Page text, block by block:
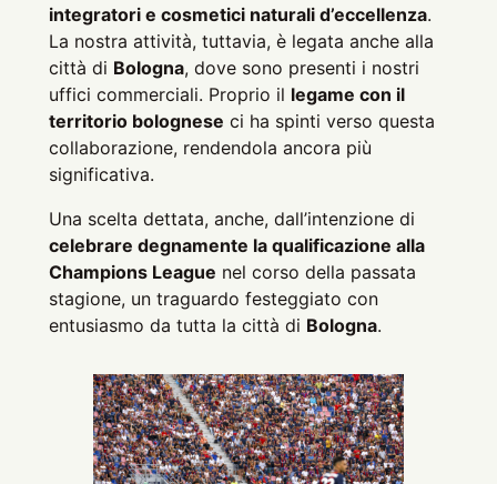
integratori e cosmetici naturali d’eccellenza.
La nostra attività, tuttavia, è legata anche alla
città di Bologna, dove sono presenti i nostri
uffici commerciali. Proprio il legame con il
territorio bolognese ci ha spinti verso questa
collaborazione, rendendola ancora più
significativa.
Una scelta dettata, anche, dall’intenzione di
celebrare degnamente la qualificazione alla
Champions League nel corso della passata
stagione, un traguardo festeggiato con
entusiasmo da tutta la città di Bologna.